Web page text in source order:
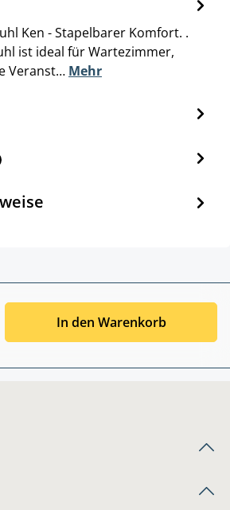
Ken - Stapelbarer Komfort. .
ist ideal für Wartezimmer,
Veranst… Mehr
In den Warenkorb